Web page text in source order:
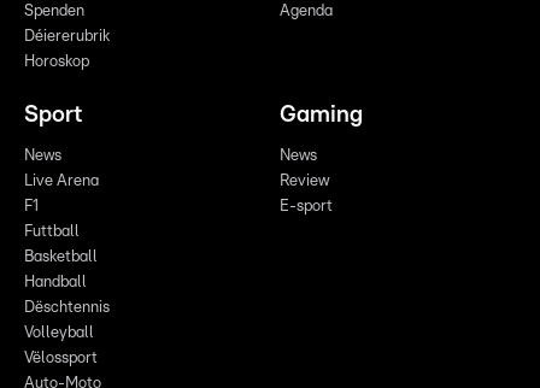
Spenden
Déiererubrik
Horoskop
Agenda
Sport
News
Live Arena
F1
Futtball
Basketball
Handball
Dëschtennis
Volleyball
Vëlossport
Auto-Moto
Gaming
News
Review
E-sport